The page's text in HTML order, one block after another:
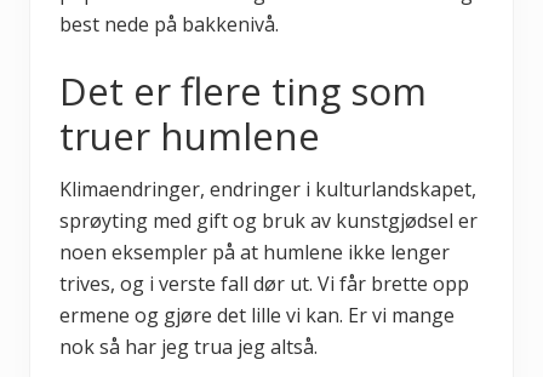
best nede på bakkenivå.
Det er flere ting som
truer humlene
Klimaendringer, endringer i kulturlandskapet,
sprøyting med gift og bruk av kunstgjødsel er
noen eksempler på at humlene ikke lenger
trives, og i verste fall dør ut. Vi får brette opp
ermene og gjøre det lille vi kan. Er vi mange
nok så har jeg trua jeg altså.